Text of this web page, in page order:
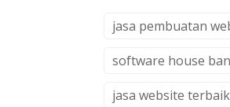
jasa pembuatan
software house
jasa website terbaik